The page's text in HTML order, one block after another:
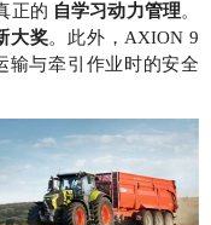
正的 自学习动力管理。
大奖。此外，AXION 9
输与牵引作业时的安全